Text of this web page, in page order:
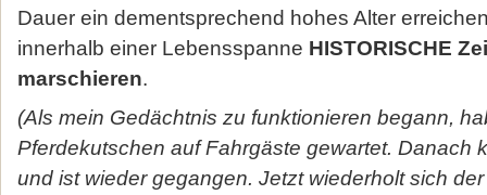
Dauer ein dementsprechend hohes Alter
innerhalb einer Lebensspanne HISTORISCHE
marschieren.
(Als mein Gedächtnis zu funktionieren begann,
Pferdekutschen auf Fahrgäste gewartet. Danach
und ist wieder gegangen. Jetzt wiederholt sich